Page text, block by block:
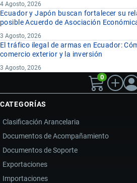
4 Agosto, 2026
Ecuador y Japón buscan fortalecer su
posible Acuerdo de Asociación
3 Agosto, 2026
El tráfico ilegal de armas en Ecuador:
comercio exterior y la inversión
3 Agosto, 2026
0
CATEGORÍAS
Clasificación Arancelaria
Documentos de Acompañamiento
Documentos de Soporte
Exportaciones
Importaciones